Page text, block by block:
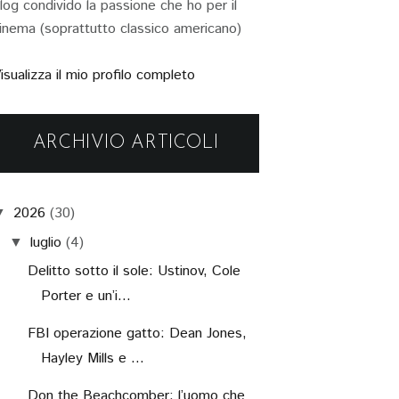
condivido la passione che ho per il
(soprattutto classico americano)
il mio profilo completo
ARCHIVIO ARTICOLI
2026 (30)
▼ luglio (4)
Delitto sotto il sole: Ustinov, Cole
Porter e un’i...
FBI operazione gatto: Dean Jones,
Hayley Mills e ...